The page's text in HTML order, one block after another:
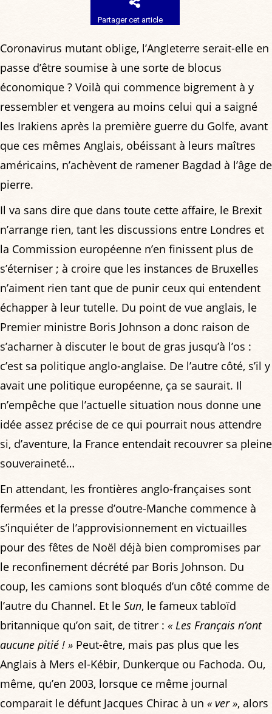
Partager cet article
Coronavirus mutant oblige, l’Angleterre serait-elle en
passe d’être soumise à une sorte de blocus
économique ? Voilà qui commence bigrement à y
ressembler et vengera au moins celui qui a saigné
les Irakiens après la première guerre du Golfe, avant
que ces mêmes Anglais, obéissant à leurs maîtres
américains, n’achèvent de ramener Bagdad à l’âge de
pierre.
Il va sans dire que dans toute cette affaire, le Brexit
n’arrange rien, tant les discussions entre Londres et
la Commission européenne n’en finissent plus de
s’éterniser ; à croire que les instances de Bruxelles
n’aiment rien tant que de punir ceux qui entendent
échapper à leur tutelle. Du point de vue anglais, le
Premier ministre Boris Johnson a donc raison de
s’acharner à discuter le bout de gras jusqu’à l’os :
c’est sa politique anglo-anglaise. De l’autre côté, s’il y
avait une politique européenne, ça se saurait. Il
n’empêche que l’actuelle situation nous donne une
idée assez précise de ce qui pourrait nous attendre
si, d’aventure, la France entendait recouvrer sa pleine
souveraineté…
En attendant, les frontières anglo-françaises sont
fermées et la presse d’outre-Manche commence à
s’inquiéter de l’approvisionnement en victuailles
pour des fêtes de Noël déjà bien compromises par
le reconfinement décrété par Boris Johnson. Du
coup, les camions sont bloqués d’un côté comme de
l’autre du Channel. Et le Sun, le fameux tabloïd
britannique qu’on sait, de titrer : « Les Français n’ont
aucune pitié ! » Peut-être, mais pas plus que les
Anglais à Mers el-Kébir, Dunkerque ou Fachoda. Ou,
même, qu’en 2003, lorsque ce même journal
comparait le défunt Jacques Chirac à un « ver », alors